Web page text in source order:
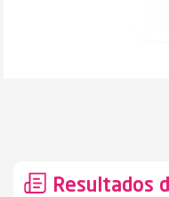
Resultados